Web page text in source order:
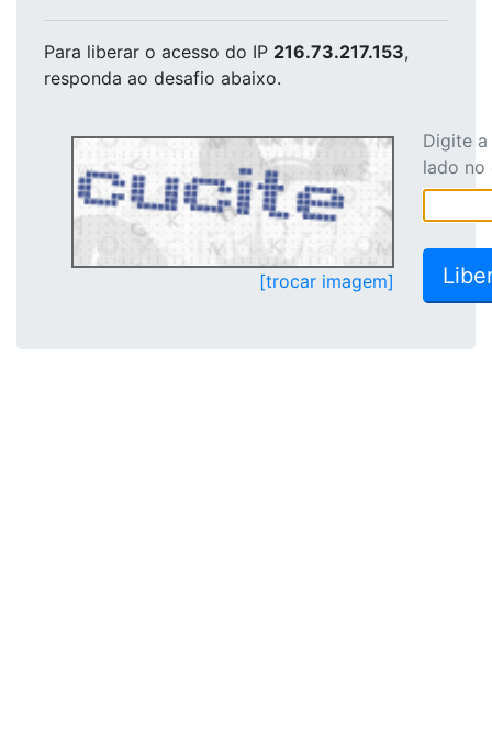
Para liberar o acesso do IP 216.73.217.153,
responda ao desafio abaixo.
[trocar imagem]
Digite
lado no